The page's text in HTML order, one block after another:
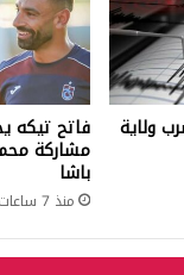
يضرب ولاية فاتح تيكه
مشاركة
باشا
منذ 7 ساعات